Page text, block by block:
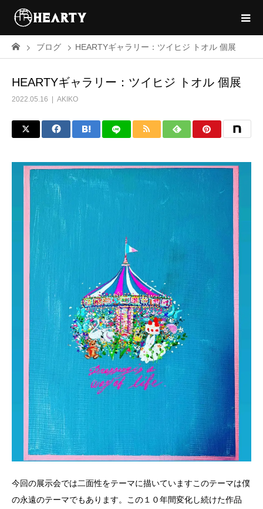
ブログ HEARTYギャラリー：ツイヒジ トオル 個展
HEARTYギャラリー：ツイヒジ トオル 個展
2022.05.16 AKIKO
今回の展示会では二面性をテーマに描いていますこのテーマは僕
の永遠のテーマでもあります。この１０年間変化し続けた作品